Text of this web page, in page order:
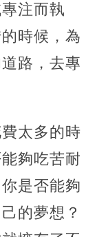
注而執
時候，為
路，去專
太多的時
夠吃苦耐
是否能夠
的夢想？